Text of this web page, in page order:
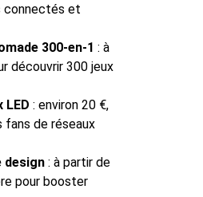
connectés et
300-en-1 : à
découvrir 300 jeux
LED : environ 20 €,
fans de réseaux
design : à partir de
pour booster